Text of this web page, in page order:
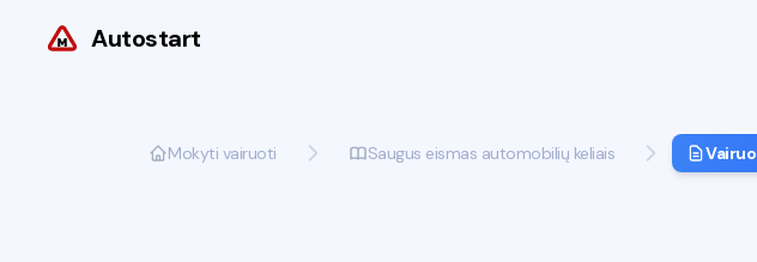
Autostart
Mokyti vairuoti Saugus eismas automobilių keliais